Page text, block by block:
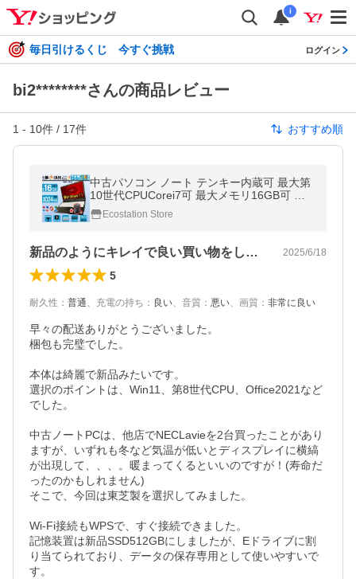
i
毎日引けるくじ 今すぐ挑戦 ログイン
bi2********さんの商品レビュー
1 - 10件 / 17件 おすすめ順
中古パソコン ノート テンキー内蔵可 最大第
10世代CPUCorei7可 最大メモリ16GB可 安
心の大手メーカー 中古ノートパソコン wind
ows11 office2024 ノートパソコン
Ecostation Store
新品のようにキレイで良い買い物をしました 2025/6/18
5
耐久性 ： 普通、 充電の持ち ： 良い、 音質 ： 悪い、 画質 ： 非常に良い
早々の配送ありがとうございました。
梱包も完璧でした。
本体は綺麗で新品みたいです。
選択のポイントは、Win11、第8世代CPU、Office2021など
でした。
中古ノートPCは、他店でNECLavieを2台買ったことがあり
ますが、いずれも冬など気温が低いとディスプレイに横縞
が出現して、、、。暖まってくるといいのですが！(寿命だ
ったのかもしれません)
そこで、今回は東芝製を選択してみました。
Wi-Fi接続もWPSで、すぐ接続できました。
記憶装置は新品SSD512GBにしましたが、Eドライブに割
り当てられており、データの保存専用として使いやすいで
す。